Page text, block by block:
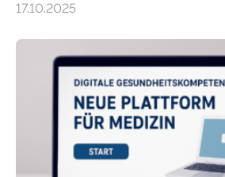
haben Dr. Morris Gellisch, ehemals
und Boris Burr von der Ruhr-
dafür eine technische Schnittstelle,
physiologische Daten in Echtzeit
übermittelt werden können. Die
kann dadurch auch die Sprache
einbeziehen, auf die Menschen
17.10.2025